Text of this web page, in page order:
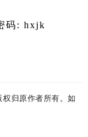
码: hxjk
权归原作者所有。如